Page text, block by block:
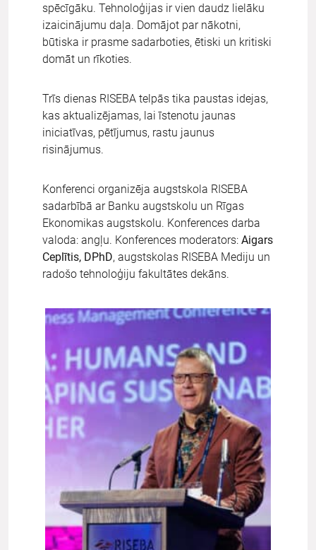
spēcīgāku. Tehnoloģijas ir vien daudz lielāku
izaicinājumu daļa. Domājot par nākotni,
būtiska ir prasme sadarboties, ētiski un kritiski
domāt un rīkoties.
Trīs dienas RISEBA telpās tika paustas idejas,
kas aktualizējamas, lai īstenotu jaunas
iniciatīvas, pētījumus, rastu jaunus
risinājumus.
Konferenci organizēja augstskola RISEBA
sadarbībā ar Banku augstskolu un Rīgas
Ekonomikas augstskolu. Konferences darba
valoda: angļu. Konferences moderators: Aigars
Ceplītis, DPhD, augstskolas RISEBA Mediju un
radošo tehnoloģiju fakultātes dekāns.